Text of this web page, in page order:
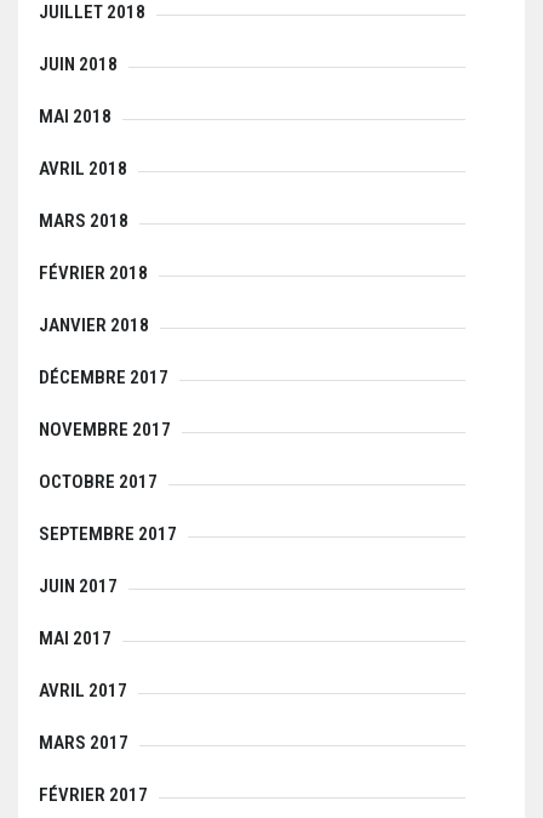
JUILLET 2018
JUIN 2018
MAI 2018
AVRIL 2018
MARS 2018
FÉVRIER 2018
JANVIER 2018
DÉCEMBRE 2017
NOVEMBRE 2017
OCTOBRE 2017
SEPTEMBRE 2017
JUIN 2017
MAI 2017
AVRIL 2017
MARS 2017
FÉVRIER 2017